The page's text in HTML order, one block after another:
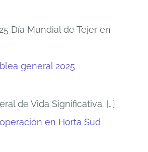
Día Mundial de Tejer en
general 2025
de Vida Significativa. […]
en Horta Sud